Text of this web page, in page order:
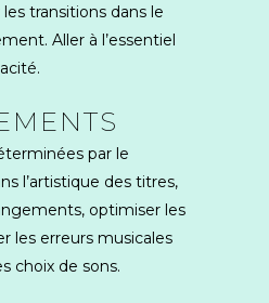
les transitions dans le
Aller à l’essentiel
par le
l’artistique des titres,
optimiser les
les erreurs musicales
choix de sons.